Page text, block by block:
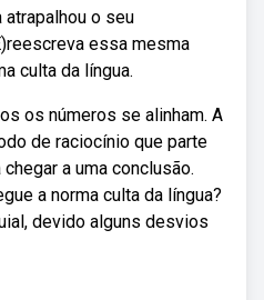
o seu
essa mesma
culta da língua.
os números se alinham. A
de raciocínio que parte
a uma conclusão.
a norma culta da língua?
devido alguns desvios